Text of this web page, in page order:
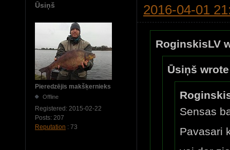
Ūsiņš 2016-04-01
Pieredzējis makšķernieks
Offline
Registered: 2015-02-22
Posts: 207
Reputation : 73
RoginskisLV
Ūsiņš
Sensas
Pavasari